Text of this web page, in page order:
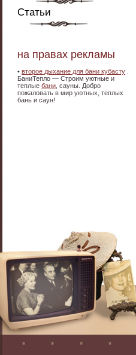
Статьи
на правах рекламы
• второе дыхание для бани кубасту
БаниТепло — Строим уютные и
теплые бани , сауны. Добро
пожаловать в мир уютных, теплых
бань и саун!